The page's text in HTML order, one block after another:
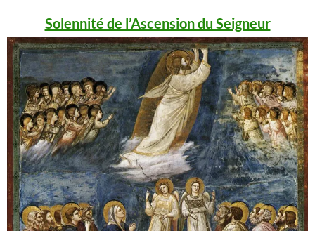
Solennité de l’Ascension du Seigneur